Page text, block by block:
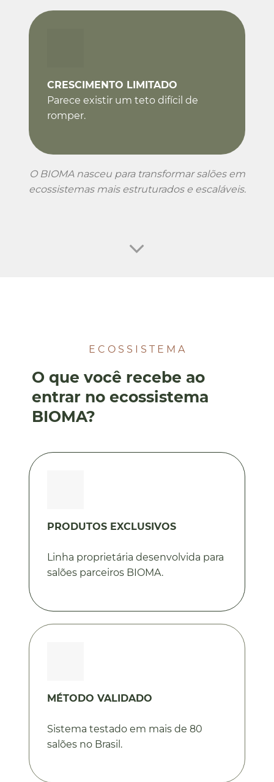
CRESCIMENTO LIMITADO
Parece existir um teto difícil de
romper.
O BIOMA nasceu para transformar salões em
ecossistemas mais estruturados e escaláveis.
E C O S S I S T E M A
O que você recebe ao
entrar no ecossistema
BIOMA?
PRODUTOS EXCLUSIVOS
Linha proprietária desenvolvida para
salões parceiros BIOMA.
MÉTODO VALIDADO
Sistema testado em mais de 80
salões no Brasil.